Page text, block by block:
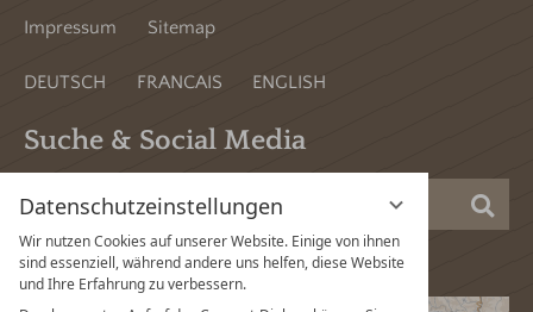
Datenschutzeinstellungen
Wir nutzen Cookies auf unserer Website. Einige von ihnen
sind essenziell, während andere uns helfen, diese Website
und Ihre Erfahrung zu verbessern.
Impressum
Sitemap
DEUTSCH FRANCAIS ENGLISH
Suche & Social Media